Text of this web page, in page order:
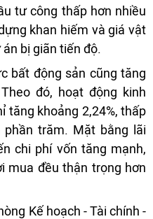
tư công thấp hơn nhiều
khan hiếm và giá vật
bị giãn tiến độ.
bất động sản cũng tăng
đó, hoạt động kinh
tăng khoảng 2,24%, thấp
phần trăm. Mặt bằng lãi
chi phí vốn tăng mạnh,
mua đều thận trọng hơn
Kế hoạch - Tài chính -